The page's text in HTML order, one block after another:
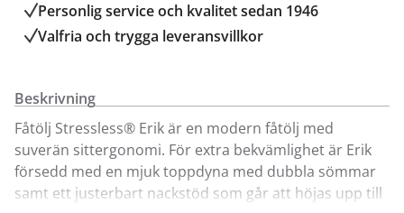
Personlig service och kvalitet sedan 1946
Valfria och trygga leveransvillkor
Beskrivning
Fåtölj Stressless® Erik är en modern fåtölj med
suverän sittergonomi. För extra bekvämlighet är Erik
försedd med en mjuk toppdyna med dubbla sömmar
samt ett justerbart nackstöd som går att höjas upp till